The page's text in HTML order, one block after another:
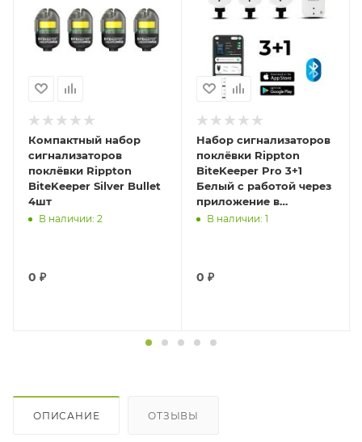
Компактный набор
сигнализаторов
поклёвки Rippton
BiteKeeper Silver Bullet
4шт
В наличии: 2
0 ₽
Набор сигнализаторов
поклёвки Rippton
BiteKeeper Pro 3+1
Белый с работой через
приложение в
телефоне
В наличии: 1
0 ₽
ОПИСАНИЕ ОТЗЫВЫ